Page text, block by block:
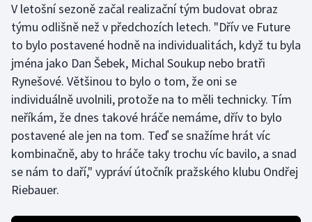
Lyže a snowboard
Moderní pětiboj
Motorsport
Olympijské hry
Parasport
Plážový volejbal
V letošní sezoně začal realizační tým budovat obraz
týmu odlišně než v předchozích letech. "Dřív ve Future
to bylo postavené hodně na individualitách, když tu byla
jména jako Dan Šebek, Michal Soukup nebo bratři
Rynešové. Většinou to bylo o tom, že oni se
individuálně uvolnili, protože na to měli technicky. Tím
neříkám, že dnes takové hráče nemáme, dřív to bylo
postavené ale jen na tom. Teď se snažíme hrát víc
kombinačně, aby to hráče taky trochu víc bavilo, a snad
se nám to daří," vypráví útočník pražského klubu Ondřej
Riebauer.